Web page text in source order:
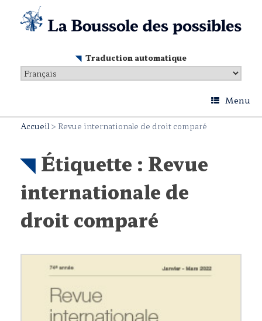
content
Traduction automatique
Menu
Accueil> Revue internationale de droit comparé
Étiquette : Revue
internationale de
droit comparé